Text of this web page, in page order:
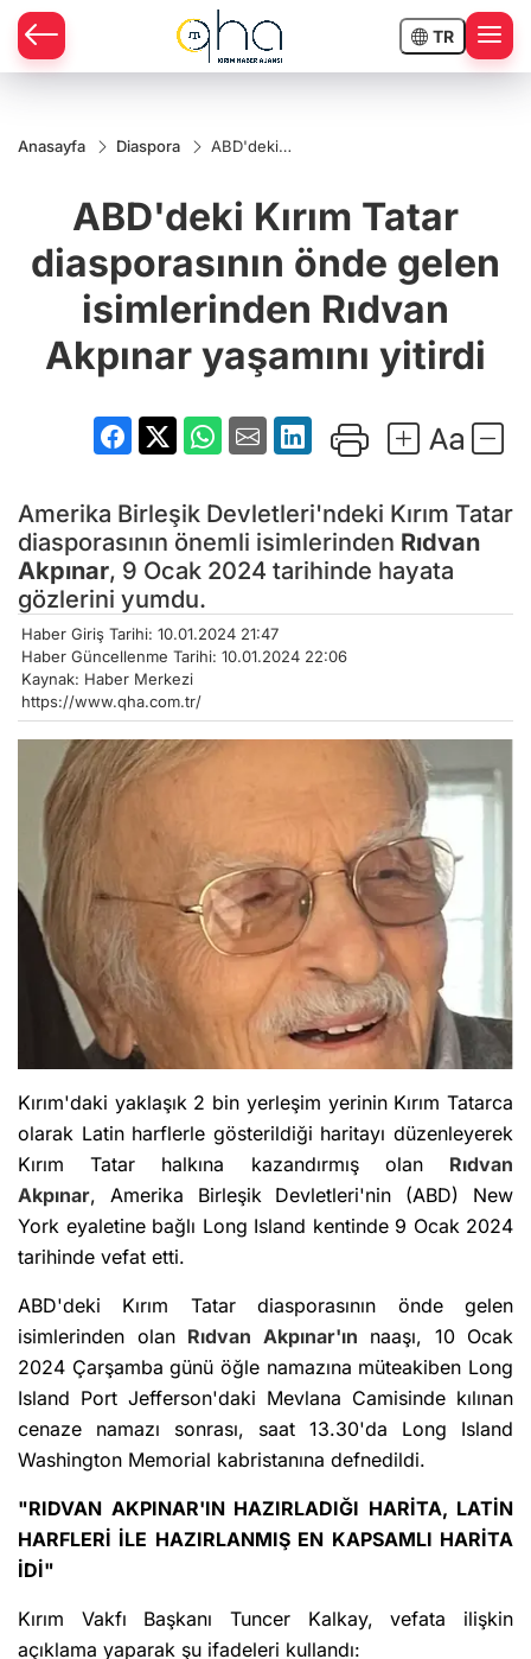
TR
Anasayfa Diaspora
ABD'deki
önde gelen
isimlerinden
Akpınar
yaşamını
yitirdi
ABD'deki Kırım Tatar
diasporasının önde gelen
isimlerinden Rıdvan
Akpınar yaşamını yitirdi
Amerika Birleşik Devletleri'ndeki Kırım Tatar
diasporasının önemli isimlerinden Rıdvan
Akpınar, 9 Ocak 2024 tarihinde hayata
gözlerini yumdu.
Haber Giriş Tarihi: 10.01.2024 21:47
Haber Güncellenme Tarihi: 10.01.2024 22:06
Kaynak: Haber Merkezi
https://www.qha.com.tr/
Kırım'daki yaklaşık 2 bin yerleşim yerinin Kırım Tatarca
olarak Latin harflerle gösterildiği haritayı düzenleyerek
Kırım Tatar halkına kazandırmış olan Rıdvan
Akpınar, Amerika Birleşik Devletleri'nin (ABD) New
York eyaletine bağlı Long Island kentinde 9 Ocak 2024
tarihinde vefat etti.
ABD'deki Kırım Tatar diasporasının önde gelen
isimlerinden olan Rıdvan Akpınar'ın naaşı, 10 Ocak
2024 Çarşamba günü öğle namazına müteakiben Long
Island Port Jefferson'daki Mevlana Camisinde kılınan
cenaze namazı sonrası, saat 13.30'da Long Island
Washington Memorial kabristanına defnedildi.
"RIDVAN AKPINAR'IN HAZIRLADIĞI HARİTA, LATİN
HARFLERİ İLE HAZIRLANMIŞ EN KAPSAMLI HARİTA
İDİ"
Kırım Vakfı Başkanı Tuncer Kalkay, vefata ilişkin
açıklama yaparak şu ifadeleri kullandı: